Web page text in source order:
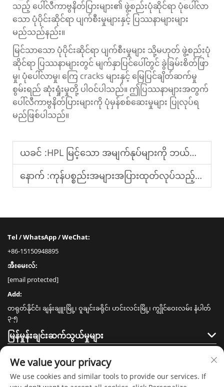
သည့် ပေါ်လီကာဗွနိတ်ပြားများ၏ ဖွဲ့စည်းပုံဆိုင်ရာ ပုံပေါ်လာ
သော ပုံပိုင်းဆိုင်ရာ ပျက်စီးမှုများနှင့် ပြဿနာများများ
မည်သည်နည်း။
မြင်သာသော ပုံပိုင်းဆိုင်ရာ ပျက်စီးမှုများ သို့မဟုတ် ဖွဲ့စည်းပုံ
ဆိုင်ရာ ပြဿနာများတွင် မျက်နှာပြင်ပေါ်တွင် ခွဲခြမ်းစိတ်ဖြာ
မှု၊ ပုံပေါ်လာမှု၊ ကြေ cracks များနှင့် မြေပြင်ချိတ်ဆက်မှု
စွမ်းရည် ဆုံးရှုံးမှုတို့ ပါဝင်ပါသည်။ ဤပြဿနာများအတွက်
ပေါ်လီကာဗွနိတ်ပြားများကို ပုံမှန်စစ်ဆေးမှုများ ပြုလုပ်ရ
မည်ဖြစ်ပါသည်။
ယခင် :HPL မြင့်သော အမျက်နုပ်များကို ဘယ်လိုသန့်ရှင်းပြီး ထိန်းသောင်းရမလဲ။
နောက် :ကုန်ပစ္စည်းအများအပြားထုတ်လုပ်သည့် ကုမ္ပဏီသို့ သင့်၏လိုအပ်ချက်များကို မည်သို့ဆက်သွယ်ပေးရမည်နည်း။
Tel / WhatsApp / WeChat:
+86-15150948895
အီးမေးလ်:
[email protected]
Add:
တရုတ်နိုင်ငံ၊ ချန်းချူးမြို့၊ ဝူချင်းခရိုင်၊ ဟင်းလင်းမြို့၊ ကျွိုင်ဝေးလမ်း နံပါတ်
၃-၅
မြန်မှုန်းချင်းဆက်သွယ်မှုများ
ထုတ်ကုန်များ
We value your privacy
We use cookies and similar tools to provide our services. If